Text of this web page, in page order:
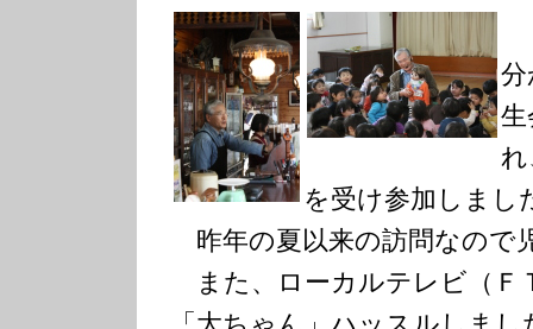
分
生
を受け参加しまし
昨年の夏以来の訪問なので
また、ローカルテレビ（Ｆ